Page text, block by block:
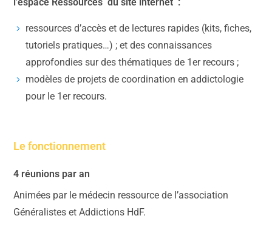
ressources d’accès et de lectures rapides (kits, fiches,
tutoriels pratiques…) ; et des connaissances
approfondies sur des thématiques de 1er recours ;
modèles de projets de coordination en addictologie
pour le 1er recours.
Le fonctionnement
4 réunions par an
Animées par le médecin ressource de l’association
Généralistes et Addictions HdF.